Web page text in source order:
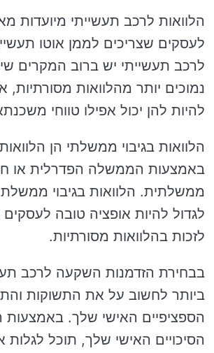
הלוואות לרכב תעשייתי מיועדות
לעסקים שצריכים לממן אוטו
לרכב תעשייתי יש ברוב המקרים
נמוכים יותר מהלוואות מסורתיות,
להיות להן יכול אפילו טווחי
הלוואות בגיבוי ממשלתי הן
באמצעות הממשלה הפדרלית או
ממשלתית. הלוואות בגיבוי ממשלתי
לגדול להיות אופציה טובה לעסקים
לזכות בהלוואות מסורתיות.
בבחירת הזדמנות השקעה לרכב
ביותר לחשוב על את התשוקות
הספציפיים האישי שלך. באמצעות
הסיכויים האישי שלך, תוכל לגלות